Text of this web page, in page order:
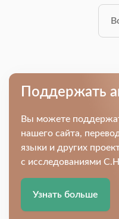
Поддержать
Вы можете
нашего сайта,
языки и других
с исследованиями
Узнать больше